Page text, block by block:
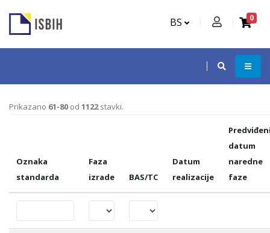
BS 0
Prikazano 61-80 od 1122stavki.
Oznaka
standarda
Faza
izrade
BAS/TC
Datum
realizacije
datum
naredne
faze